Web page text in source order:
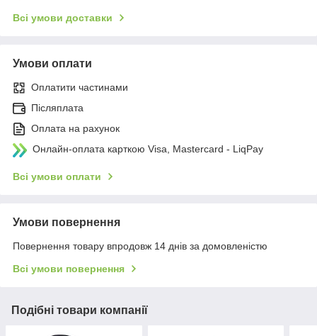
Всі умови доставки
Умови оплати
Оплатити частинами
Післяплата
Оплата на рахунок
Онлайн-оплата карткою Visa, Mastercard - LiqPay
Всі умови оплати
Умови повернення
Повернення товару впродовж 14 днів за домовленістю
Всі умови повернення
Подібні товари компанії